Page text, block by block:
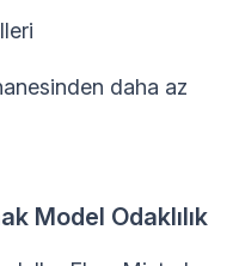
daha az
Model Odaklılık